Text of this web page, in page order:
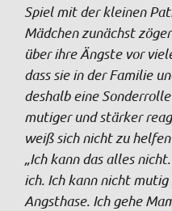
Spiel mit der kleinen
Mädchen zunächst
über ihre Ängste vor
dass sie in der Familie
deshalb eine
mutiger und stärker
weiß sich nicht zu
„Ich kann das alles
ich. Ich kann nicht mutig
Angsthase. Ich gehe